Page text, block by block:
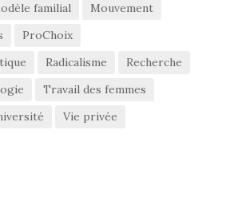
familial
Mouvement
ProChoix
Radicalisme
Recherche
Travail des femmes
Vie privée